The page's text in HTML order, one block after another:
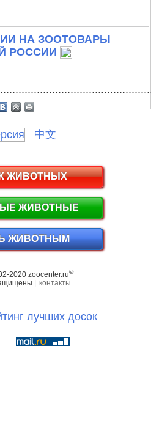
НА ЗООТОВАРЫ
РОССИИ
中文
ЖИВОТНЫХ
ЖИВОТНЫЕ
ЖИВОТНЫМ
2020 zoocenter.ru©
| контакты